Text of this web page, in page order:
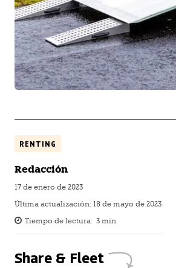
RENTING
Redacción
17 de enero de 2023
Última actualización: 18 de mayo de 2023
Tiempo de lectura: 3 min.
Share & Fleet